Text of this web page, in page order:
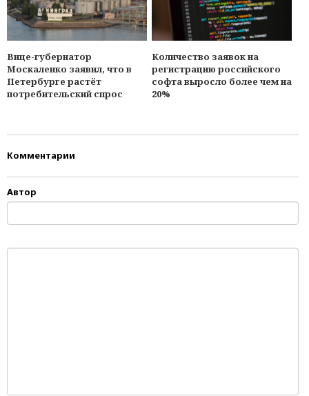
Вице-губернатор
Москаленко заявил, что в
Петербурге растёт
потребительский спрос
Количество заявок на
регистрацию российского
софта выросло более чем на
20%
Комментарии
Автор